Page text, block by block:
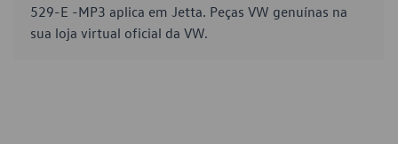
529-E -MP3 aplica em Jetta. Peças VW genuínas na
sua loja virtual oficial da VW.